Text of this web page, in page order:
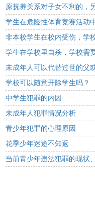
原抚养关系对子女不利的，
学生在危险性体育竞赛活动
非本校学生在校内受伤，学
学生在学校里自杀，学校需
未成年人可以代替过世的父
学校可以随意开除学生吗？
中学生犯罪的内因
未成年人犯罪情况分析
青少年犯罪的心理原因
花季少年迷途不知返
当前青少年违法犯罪的现状